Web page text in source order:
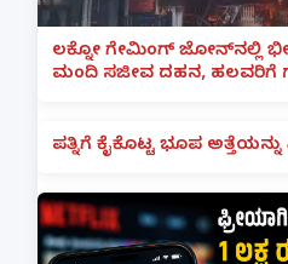
ಲಕ್ನೋ ಗೇಮಿಂಗ್ ಜೋನ್‌ನಲ್ಲಿ
ಮಂದಿ ಸಜೀವ ದಹನ, ಹಲವರಿಗೆ
ಪತ್ನಿಗೆ ಕೈಕೊಟ್ಟ ಭೂಪ